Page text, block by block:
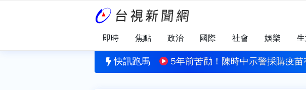
即時 焦點 政治 國際 社會 娛樂
快訊跑馬
園「3師3生中彈喪命」 槍手教室內自戕亡5年前苦勸！陳時中示警採購疫